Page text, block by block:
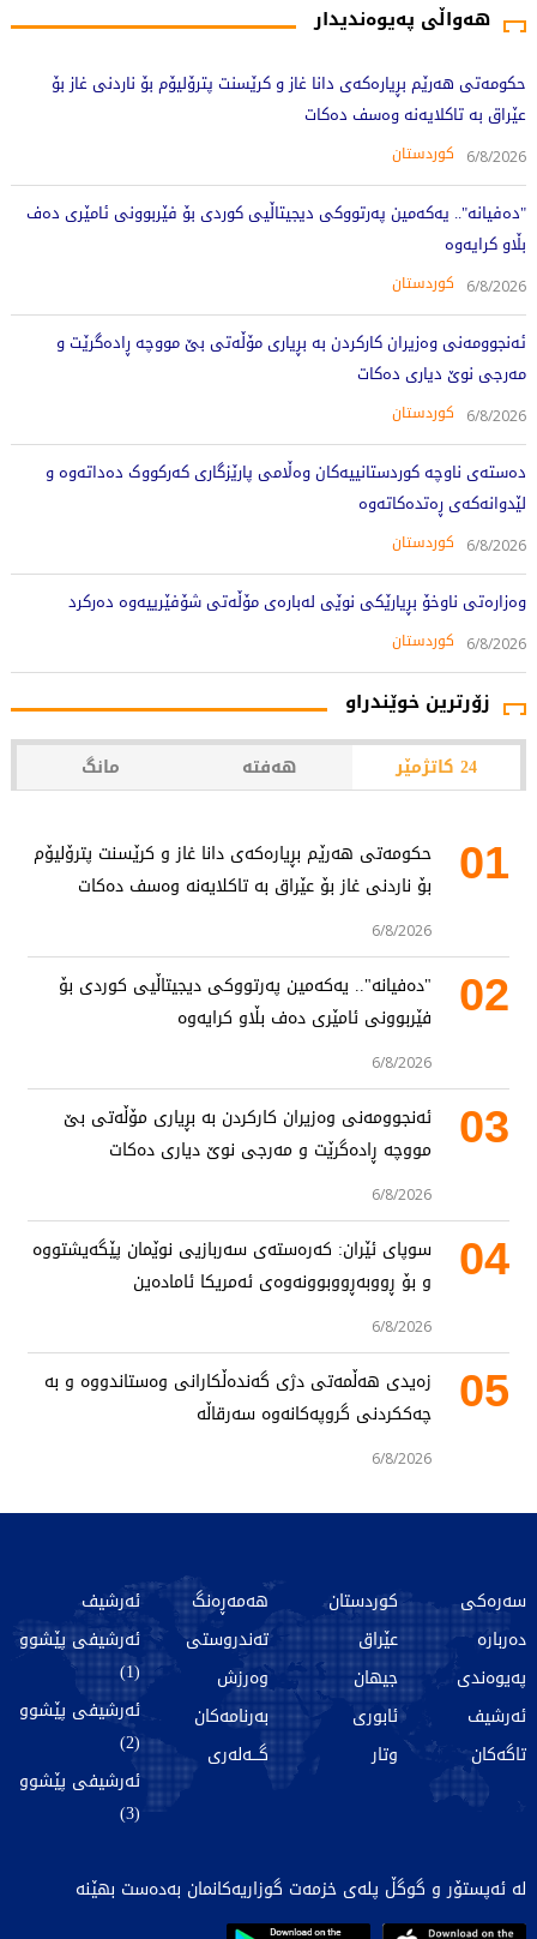
هەواڵی پەیوەندیدار
حکومەتی هەرێم بڕیارەکەی دانا غاز و کرێسنت پترۆلیۆم بۆ ناردنی غاز بۆ
عێراق بە تاکلایەنە وەسف دەکات
6/8/2026 کوردستان
"دەفیانە".. یەکەمین پەرتووکی دیجیتاڵیی کوردی بۆ فێربوونی ئامێری دەف
بڵاو کرایەوە
6/8/2026 کوردستان
ئەنجوومەنی وەزیران کارکردن بە بڕیاری مۆڵەتی بێ مووچە ڕادەگرێت و
مەرجی نوێ دیاری دەکات
6/8/2026 کوردستان
دەستەی ناوچە کوردستانییەکان وەڵامی پارێزگاری کەرکووک دەداتەوە و
لێدوانەکەی ڕەتدەکاتەوە
6/8/2026 کوردستان
وەزارەتی ناوخۆ بڕیارێکی نوێی لەبارەی مۆڵەتی شۆفێرییەوە دەرکرد
6/8/2026 کوردستان
زۆرترین خوێندراو
24 کاتژمێر هەفتە مانگ
01
حکومەتی هەرێم بڕیارەکەی دانا غاز و کرێسنت پترۆلیۆم
بۆ ناردنی غاز بۆ عێراق بە تاکلایەنە وەسف دەکات
6/8/2026
02
"دەفیانە".. یەکەمین پەرتووکی دیجیتاڵیی کوردی بۆ
فێربوونی ئامێری دەف بڵاو کرایەوە
6/8/2026
03
ئەنجوومەنی وەزیران کارکردن بە بڕیاری مۆڵەتی بێ
مووچە ڕادەگرێت و مەرجی نوێ دیاری دەکات
6/8/2026
04
سوپای ئێران: کەرەستەی سەربازیی نوێمان پێگەیشتووە
و بۆ ڕووبەڕووبوونەوەی ئەمریکا ئامادەین
6/8/2026
05
زەیدی هەڵمەتی دژی گەندەڵکارانی وەستاندووە و بە
چەککردنی گروپەکانەوە سەرقاڵە
6/8/2026
سەرەکی
دەربارە
پەیوەندی
ئەرشیف
تاگەکان
کوردستان
عێراق
جیهان
ئابوری
وتار
هەمەڕەنگ
تەندروستی
وەرزش
بەرنامەکان
گـــەلەری
ئەرشیف
ئەرشیفی پێشوو
(1)
ئەرشیفی پێشوو
(2)
ئەرشیفی پێشوو
(3)
لە ئەپستۆر و گوگڵ پلەی خزمەت گوزاریەکانمان بەدەست بهێنە